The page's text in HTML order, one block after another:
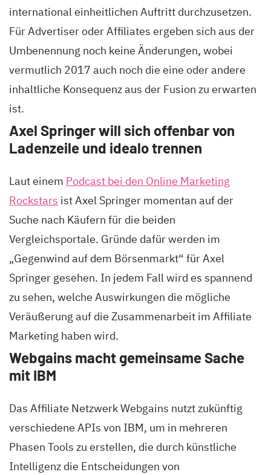
international einheitlichen Auftritt durchzusetzen.
Für Advertiser oder Affiliates ergeben sich aus der
Umbenennung noch keine Änderungen, wobei
vermutlich 2017 auch noch die eine oder andere
inhaltliche Konsequenz aus der Fusion zu erwarten
ist.
Axel Springer will sich offenbar von
Ladenzeile und idealo trennen
Laut einem Podcast bei den Online Marketing
Rockstars ist Axel Springer momentan auf der
Suche nach Käufern für die beiden
Vergleichsportale. Gründe dafür werden im
„Gegenwind auf dem Börsenmarkt“ für Axel
Springer gesehen. In jedem Fall wird es spannend
zu sehen, welche Auswirkungen die mögliche
Veräußerung auf die Zusammenarbeit im Affiliate
Marketing haben wird.
Webgains macht gemeinsame Sache
mit IBM
Das Affiliate Netzwerk Webgains nutzt zukünftig
verschiedene APIs von IBM, um in mehreren
Phasen Tools zu erstellen, die durch künstliche
Intelligenz die Entscheidungen von